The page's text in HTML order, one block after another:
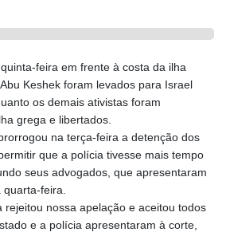
feira em frente à costa da ilha
Keshek foram levados para Israel
os demais ativistas foram
grega e libertados.
na terça-feira a detenção dos
que a polícia tivesse mais tempo
seus advogados, que apresentaram
feira.
rejeitou nossa apelação e aceitou todos
e a polícia apresentaram à corte,